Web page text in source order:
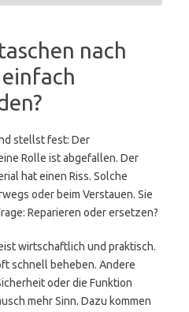
nach
stellst fest: Der
Rolle ist abgefallen. Der
hat einen Riss. Solche
oder beim Verstauen. Sie
Reparieren oder ersetzen?
wirtschaftlich und praktisch.
schnell beheben. Andere
oder die Funktion
mehr Sinn. Dazu kommen